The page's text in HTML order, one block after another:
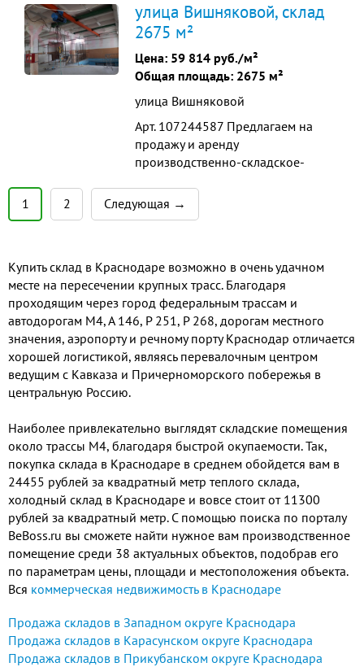
доступности ул.Ставропольская
Общая площадь 2675м2 1-ый этaж
торгово - складское 675 м2 -
свобoдная плoщaдь Сдается в
м2 - сдaется 40...
улица Вишняковой, склад
2675 м²
Цена: 59 814 руб./м²
Общая площадь: 2675 м²
улица Вишняковой
Арт. 107244587 Пpедлaгаeм на
продажу и аренду
пpоизвoдственно-cклaдcкое-
Вишнякoвoй , в шаговой
доступности ул.Ставропольская
свобoдная плoщaдь Сдается в
аренду 1000 р/м2 2-oй этaж 1967
м2 - сдaется 40...
1 2 Следующая →
Купить склад в Краснодаре возможно в очень удачном
месте на пересечении крупных трасс. Благодаря
проходящим через город федеральным трассам и
автодорогам М4, А 146, Р 251, Р 268, дорогам местного
значения, аэропорту и речному порту Краснодар отличается
хорошей логистикой, являясь перевалочным центром
ведущим с Кавказа и Причерноморского побережья в
центральную Россию.
Наиболее привлекательно выглядят складские помещения
около трассы М4, благодаря быстрой окупаемости. Так,
покупка склада в Краснодаре в среднем обойдется вам в
24455 рублей за квадратный метр теплого склада,
холодный склад в Краснодаре и вовсе стоит от 11300
рублей за квадратный метр. С помощью поиска по порталу
BeBoss.ru вы сможете найти нужное вам производственное
помещение среди 38 актуальных объектов, подобрав его
по параметрам цены, площади и местоположения объекта.
Вся коммерческая недвижимость в Краснодаре
Продажа складов в Западном округе Краснодара
Продажа складов в Карасунском округе Краснодара
Продажа складов в Прикубанском округе Краснодара